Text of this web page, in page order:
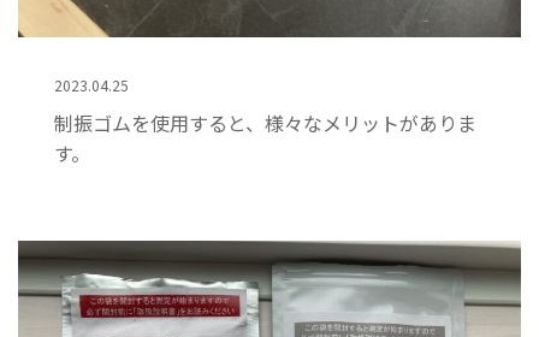
2023.04.25
制振ゴムを使用すると、様々なメリットがありま
す。